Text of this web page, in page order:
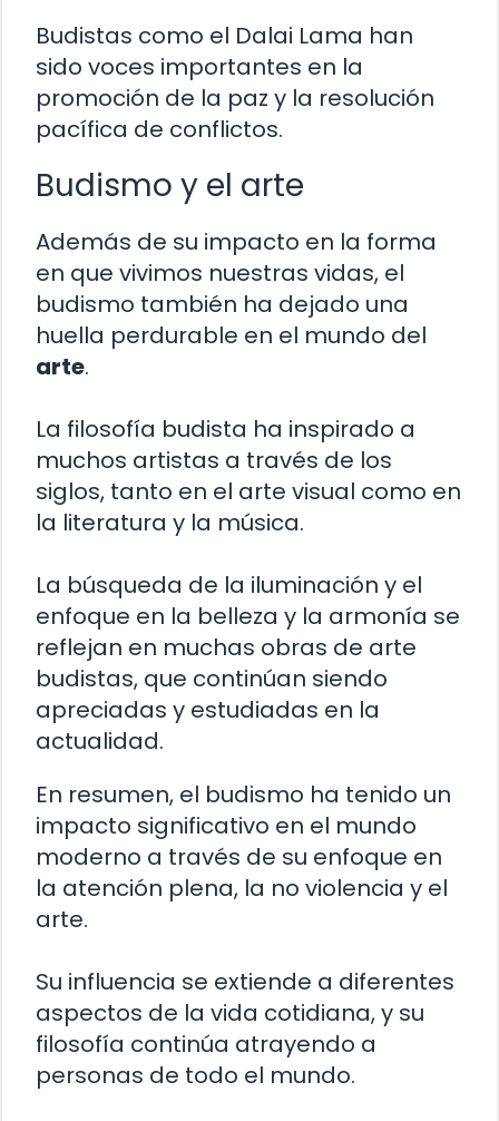
Budistas como el Dalai Lama han
sido voces importantes en la
promoción de la paz y la resolución
pacífica de conflictos.
Budismo y el arte
Además de su impacto en la forma
en que vivimos nuestras vidas, el
budismo también ha dejado una
huella perdurable en el mundo del
arte.
La filosofía budista ha inspirado a
muchos artistas a través de los
siglos, tanto en el arte visual como en
la literatura y la música.
La búsqueda de la iluminación y el
enfoque en la belleza y la armonía se
reflejan en muchas obras de arte
budistas, que continúan siendo
apreciadas y estudiadas en la
actualidad.
En resumen, el budismo ha tenido un
impacto significativo en el mundo
moderno a través de su enfoque en
la atención plena, la no violencia y el
arte.
Su influencia se extiende a diferentes
aspectos de la vida cotidiana, y su
filosofía continúa atrayendo a
personas de todo el mundo.